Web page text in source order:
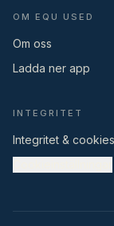
OM EQU USED
Om oss
Ladda ner app
INTEGRITET
Integritet & cookies